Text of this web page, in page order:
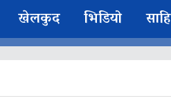
खेलकुद भिडियो